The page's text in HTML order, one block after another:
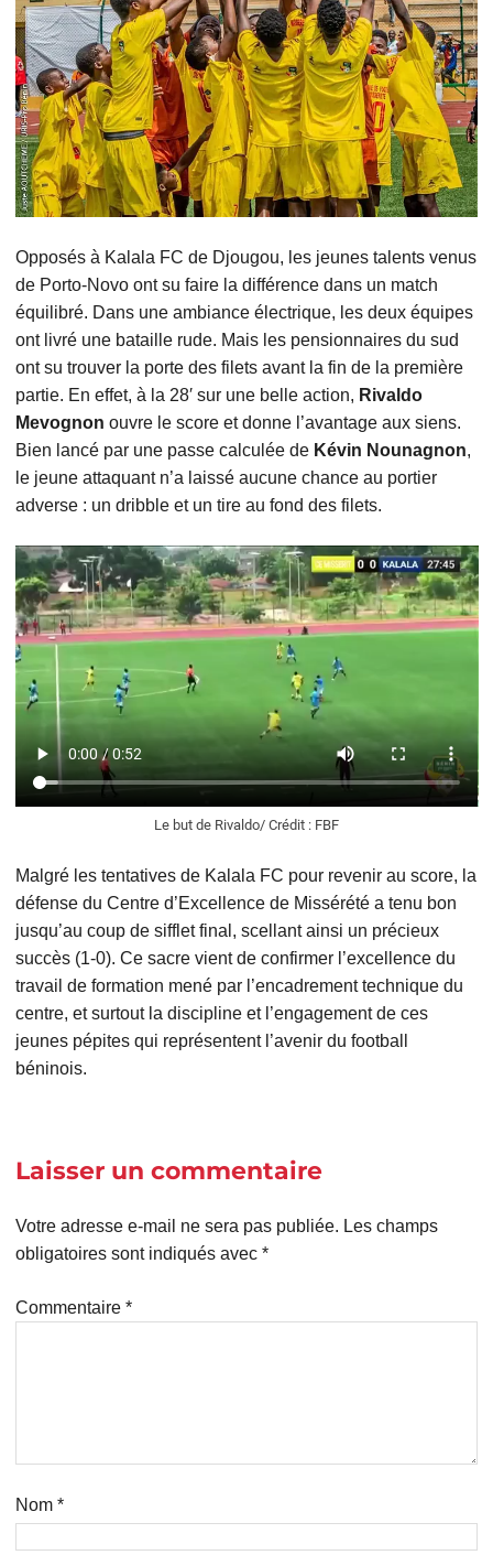
Opposés à Kalala FC de Djougou, les jeunes talents venus
de Porto-Novo ont su faire la différence dans un match
équilibré. Dans une ambiance électrique, les deux équipes
ont livré une bataille rude. Mais les pensionnaires du sud
ont su trouver la porte des filets avant la fin de la première
partie. En effet, à la 28′ sur une belle action, Rivaldo
Mevognon ouvre le score et donne l’avantage aux siens.
Bien lancé par une passe calculée de Kévin Nounagnon,
le jeune attaquant n’a laissé aucune chance au portier
adverse : un dribble et un tire au fond des filets.
Le but de Rivaldo/ Crédit : FBF
Malgré les tentatives de Kalala FC pour revenir au score, la
défense du Centre d’Excellence de Missérété a tenu bon
jusqu’au coup de sifflet final, scellant ainsi un précieux
succès (1-0). Ce sacre vient de confirmer l’excellence du
travail de formation mené par l’encadrement technique du
centre, et surtout la discipline et l’engagement de ces
jeunes pépites qui représentent l’avenir du football
béninois.
Laisser un commentaire
Votre adresse e-mail ne sera pas publiée. Les champs
obligatoires sont indiqués avec *
Commentaire *
Nom *